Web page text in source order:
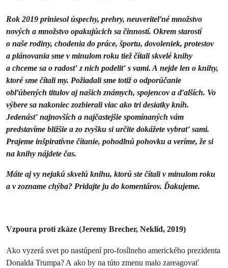
Rok 2019 priniesol úspechy, prehry, neuveriteľné množstvo
nových a množstvo opakujúcich sa činností. Okrem starostí
o naše rodiny, chodenia do práce, športu, dovoleniek, protestov
a plánovania sme v minulom roku tiež čítali skvelé knihy
a chceme sa o radosť z nich podeliť s vami. A nejde len o knihy,
ktoré sme čítali my. Požiadali sme totiž o odporúčanie
obľúbených titulov aj našich známych, spojencov a ďalších. Vo
výbere sa nakoniec zozbierali viac ako tri desiatky kníh.
Jedenásť najnovších a najčastejšie spomínaných vám
predstavíme bližšie a zo zvyšku si určite dokážete vybrať sami.
Prajeme inšpiratívne čítanie, pohodlnú pohovku a veríme, že si
na knihy nájdete čas.
Máte aj vy nejakú skvelú knihu, ktorú ste čítali v minulom roku
a v zozname chýba? Pridajte ju do komentárov. Ďakujeme.
Vzpoura proti zkáze (Jeremy Brecher, Neklid, 2019)
Ako vyzerá svet po nastúpení pro-fosílneho amerického prezidenta
Donalda Trumpa? A ako by na túto zmenu malo zareagovať